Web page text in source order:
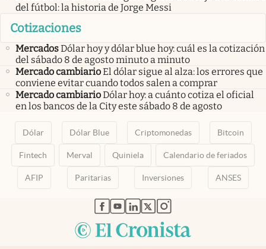
del fútbol: la historia de Jorge Messi
Cotizaciones
MercadosDólar hoy y dólar blue hoy: cuál es la cotización
del sábado 8 de agosto minuto a minuto
Mercado cambiarioEl dólar sigue al alza: los errores que
conviene evitar cuando todos salen a comprar
Mercado cambiarioDólar hoy: a cuánto cotiza el oficial
en los bancos de la City este sábado 8 de agosto
Dólar Dólar Blue Criptomonedas Bitcoin
Fintech Merval Quiniela Calendario de feriados
AFIP Paritarias Inversiones ANSES
abre en nueva pestaña
abre en nueva pestaña
abre en nueva pestaña
abre en nueva pestaña
abre en nueva pestaña